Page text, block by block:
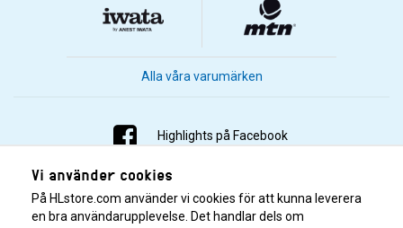
Alla våra varumärken
Highlights på Facebook
Highlights på Instagram
Highlights på Youtube
Vi använder cookies
På HLstore.com använder vi cookies för att kunna leverera
en bra användarupplevelse. Det handlar dels om